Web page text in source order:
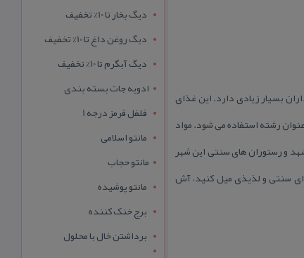
بسیار زیادی دارد. این غذای
رشته استفاده می شود. مواد
و رستوران های سنتی این شهر
سنتی و لذیذی میل كنید، آش
دیگ بخار تا 10% تخفیف
دیگ روغن داغ تا 10% تخفیف
دیگ آبگرم تا 10% تخفیف
ادویه جات بسته بندی
فلفل قرمز درجه 1
مانتو اسلامی
مانتو حجاب
مانتو پوشیده
برج خنک کننده
برداشتن خال با محلول